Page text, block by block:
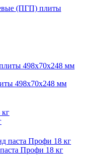
(ПГП) плиты
498х70х248 мм
Профи 18 кг